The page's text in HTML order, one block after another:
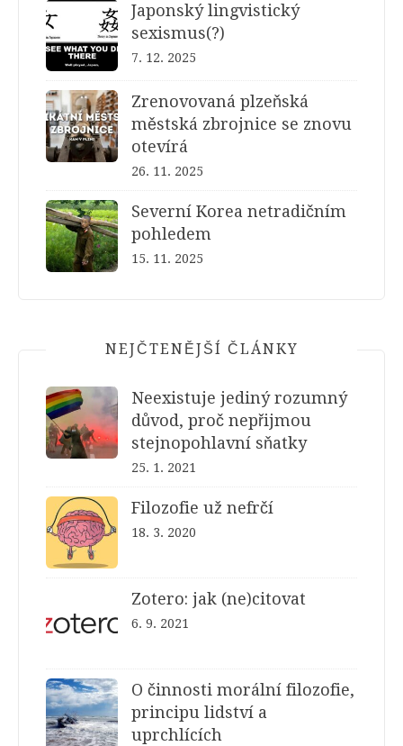
Japonský lingvistický
sexismus(?)
7. 12. 2025
Zrenovovaná plzeňská
městská zbrojnice se znovu
otevírá
26. 11. 2025
Severní Korea netradičním
pohledem
15. 11. 2025
NEJČTENĚJŠÍ ČLÁNKY
Neexistuje jediný rozumný
důvod, proč nepřijmou
stejnopohlavní sňatky
25. 1. 2021
Filozofie už nefrčí
18. 3. 2020
Zotero: jak (ne)citovat
6. 9. 2021
O činnosti morální filozofie,
principu lidství a
uprchlících